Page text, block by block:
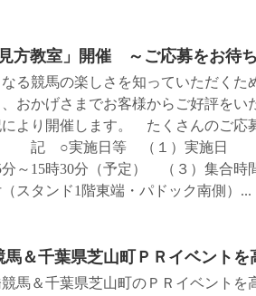
方教室」開催 ～ご応募をお待
る競馬の楽しさを知っていただくた
、おかげさまでお客様からご好評を
より開催します。 たくさんのご応
等 （１）実施日 平成
分～15時30分（予定） （３）集合
スタンド1階東端・パドック南側）...
馬＆千葉県芝山町ＰＲイベント
馬＆千葉県芝山町のＰＲイベントを